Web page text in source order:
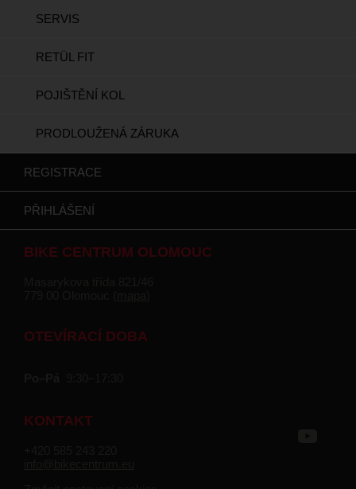
SERVIS
RETÜL FIT
POJIŠTĚNÍ KOL
PRODLOUŽENÁ ZÁRUKA
REGISTRACE
PŘIHLÁŠENÍ
BIKE CENTRUM OLOMOUC
OTEVÍRACÍ DOBA
KONTAKT